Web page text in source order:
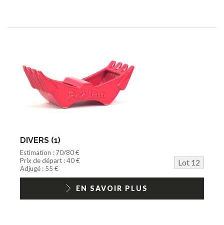
DIVERS (1)
Estimation : 70/80 €
Prix de départ : 40 €
Lot 12
Adjugé : 55 €
EN SAVOIR PLUS